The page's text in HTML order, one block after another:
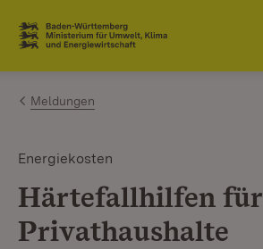
Zum Inhalt springen
Link zur Startseite
Meldungen
Energiekosten
Härtefallhilfen für
Privathaushalte